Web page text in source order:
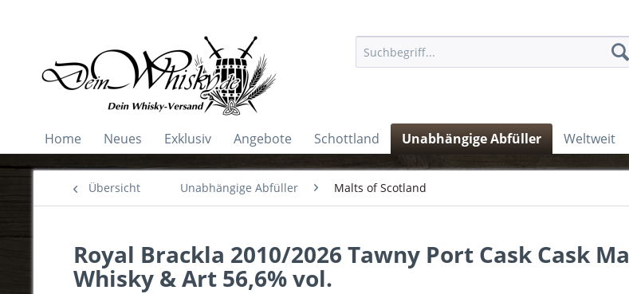
Home Neues Exklusiv Angebote Schottland Unabhängige Abfüller Weltweit
Übersicht Unabhängige Abfüller Malts of Scotland
Royal Brackla 2010/2026 Tawny Port Cask Cask
Whisky & Art 56,6% vol.